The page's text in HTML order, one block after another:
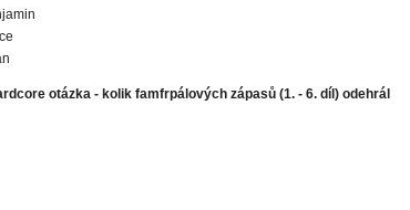
otázka - kolik famfrpálových zápasů (1. - 6. díl) odehrál